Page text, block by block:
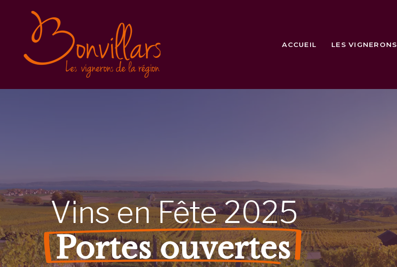
ACCUEIL LES VIGNERONS
VinsenFête2025
Portes ouvertes
Vins en Fête 2025
Balade gourmande
Inscription
Conditions générales
Vins en Fête 2023